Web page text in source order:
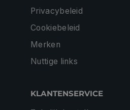
Privacybeleid
Cookiebeleid
Merken
Nuttige links
KLANTENSERVICE